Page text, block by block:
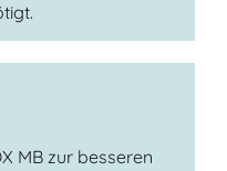
MB zur besseren